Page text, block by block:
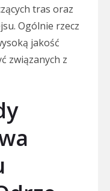
tras oraz
Ogólnie rzecz
jakość
związanych z